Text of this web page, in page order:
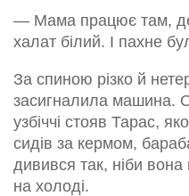
— Мама працює там,
халат білий. І пахне
За спиною різко й
засигналила машина.
узбіччі стояв Тарас,
сидів за кермом,
дивився так, ніби
на холоді.